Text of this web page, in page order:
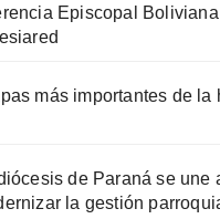
Episcopal
más importantes de la
de Paraná se une
la gestión